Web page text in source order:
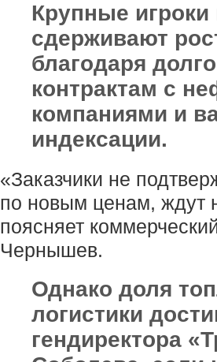
Крупные игроки
сдерживают
благодаря
контрактам с
компаниями и
индексации.
«Заказчики не
по новым ценам, ждут
поясняет
Чернышев.
Однако доля
логистики
гендиректора